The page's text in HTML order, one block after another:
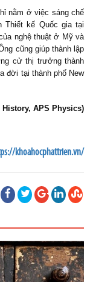
nằm ở việc sáng chế
Thiết kế Quốc gia tại
nghệ thuật ở Mỹ và
cũng giúp thành lập
cử thị trưởng thành
đời tại thành phố New
History, APS Physics)
khoahocphattrien.vn/